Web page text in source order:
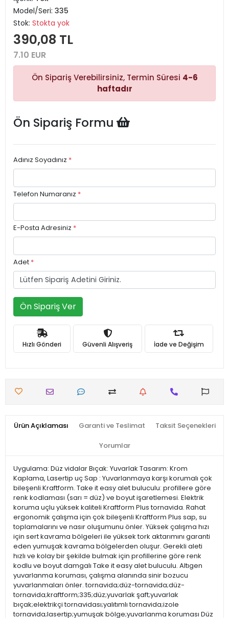
Model/Seri: 335
Stok: Stokta yok
390,08 TL
7.10 EUR
Ön Sipariş Verebilirsiniz, Termin Süresi 4-6
haftadır
Ön Sipariş Formu
Adınız Soyadınız *
Telefon Numaranız *
E-Posta Adresiniz *
Adet *
Ön Sipariş Ver
Hızlı Gönderi Güvenli Alışveriş İade ve Değişim
Ürün Açıklaması Garanti ve Teslimat Taksit Seçenekleri
Yorumlar
Uygulama: Düz vidalar Bıçak: Yuvarlak Tasarım: Krom
Kaplama, Lasertip uç Sap : Yuvarlanmaya karşı korumalı çok
bileşenli Kraftform. Take it easy alet buluculu: profillere göre
renk kodlaması (sarı = düz) ve boyut işaretlemesi. Elektrik
koruma uçlu yüksek kaliteli Kraftform Plus tornavida. Rahat
ergonomik çalışma için çok bileşenli Kraftform Plus sap, su
toplamalarını ve nasır oluşumunu önler. Yüksek çalışma hızı
için sert kavrama bölgeleri ile yüksek tork aktarımını garanti
eden yumuşak kavrama bölgelerden oluşur. Gerekli aleti
hızlı ve kolay bir şekilde bulmak için profillerine göre renk
kodlu ve boyut damgalı Take it easy alet buluculu. Altıgen
yuvarlanma koruması, çalışma alanında sinir bozucu
yuvarlanmaları önler. tornavida;düz-tornavida;düz-
tornavida;kraftform;335;düz;yuvarlak şaft;yuvarlak
bıçak;elektrikçi tornavidası;yalıtımlı tornavida;izole
tornavida;lasertip;yumuşak bölge;yuvarlanma koruması Düz